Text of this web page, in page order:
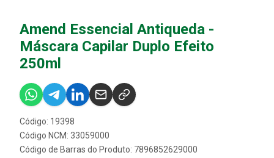
Amend Essencial Antiqueda -
Máscara Capilar Duplo Efeito
250ml
Código: 19398
Código NCM: 33059000
Código de Barras do Produto: 7896852629000